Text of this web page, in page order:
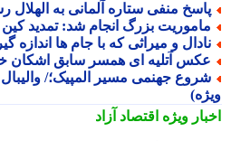
منفی ستاره آلمانی به الهلال رسید
بزرگ انجام شد: تمدید کین با
و میراثی که با جام ها اندازه
آتلیه ای همسر سابق اشکان
جهنمی مسیر المپیک؛/ والیبال
ویژهاقتصاد آزاد